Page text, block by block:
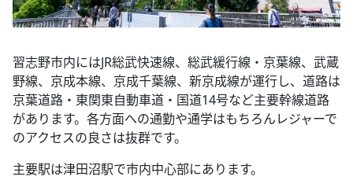
習志野市内にはJR総武快速線、総武緩行線・京葉線、武蔵
野線、京成本線、京成千葉線、新京成線が運行し、道路は
京葉道路・東関東自動車道・国道14号など主要幹線道路
があります。各方面への通勤や通学はもちろんレジャーで
のアクセスの良さは抜群です。
主要駅は津田沼駅で市内中心部にあります。